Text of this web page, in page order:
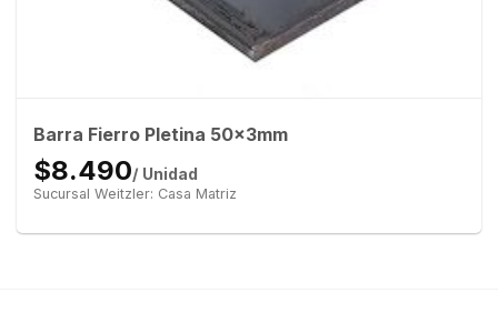
Barra Fierro Pletina 50x3mm
$8.490/ Unidad
Sucursal Weitzler: Casa Matriz